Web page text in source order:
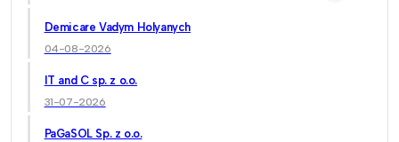
Demicare Vadym Holyanych
04-08-2026
IT and C sp. z o.o.
31-07-2026
PaGaSOL Sp. z o.o.